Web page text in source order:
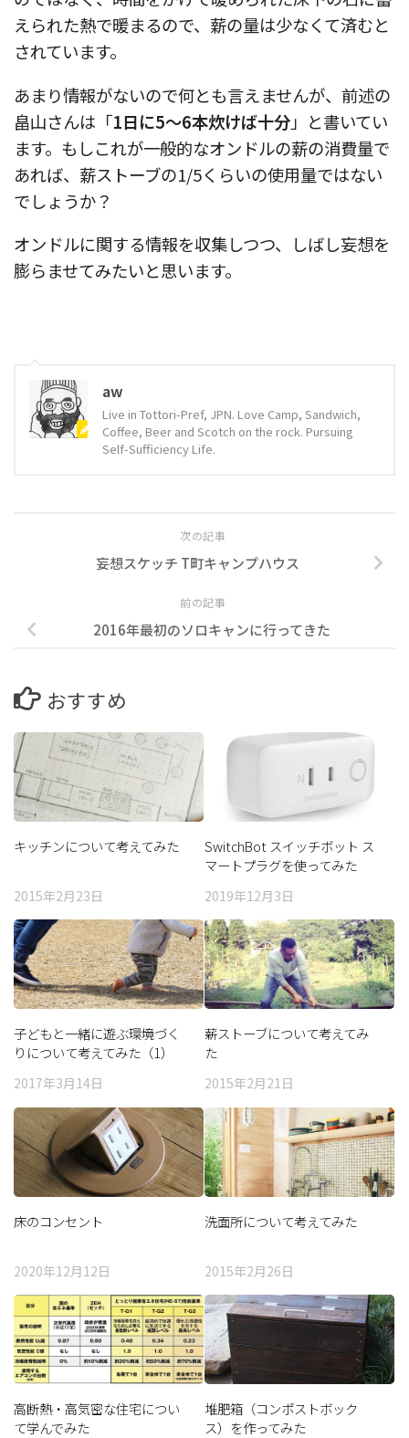
えられた熱で暖まるので、薪の量は少なくて済むと
されています。
あまり情報がないので何とも言えませんが、前述の
畠山さんは「1日に5〜6本炊けば十分」と書いてい
ます。もしこれが一般的なオンドルの薪の消費量で
あれば、薪ストーブの1/5くらいの使用量ではない
でしょうか？
オンドルに関する情報を収集しつつ、しばし妄想を
膨らませてみたいと思います。
aw
Live in Tottori-Pref, JPN. Love Camp, Sandwich,
Coffee, Beer and Scotch on the rock. Pursuing
Self-Sufficiency Life.
次の記事
妄想スケッチ T町キャンプハウス
前の記事
2016年最初のソロキャンに行ってきた
おすすめ
キッチンについて考えてみた
2015年2月23日
SwitchBot スイッチボット ス
マートプラグを使ってみた
2019年12月3日
子どもと一緒に遊ぶ環境づく
りについて考えてみた（1）
2017年3月14日
薪ストーブについて考えてみ
た
2015年2月21日
床のコンセント
2020年12月12日
洗面所について考えてみた
2015年2月26日
高断熱・高気密な住宅につい
て学んでみた
堆肥箱（コンポストボック
ス）を作ってみた